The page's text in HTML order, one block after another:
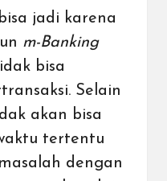
jadi karena
m-Banking
bisa
Selain
akan bisa
tertentu
dengan